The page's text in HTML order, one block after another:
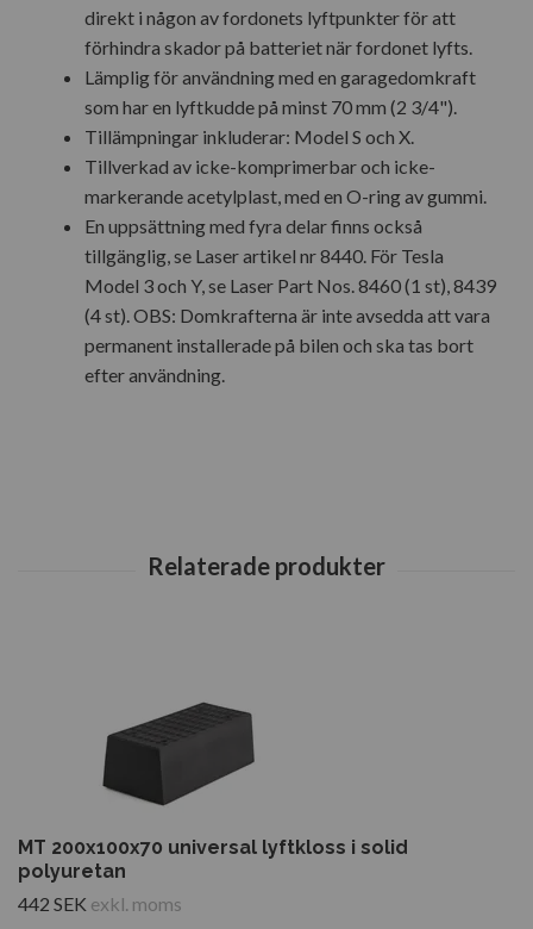
direkt i någon av fordonets lyftpunkter för att
förhindra skador på batteriet när fordonet lyfts.
Lämplig för användning med en garagedomkraft
som har en lyftkudde på minst 70 mm (2 3/4").
Tillämpningar inkluderar: Model S och X.
Tillverkad av icke-komprimerbar och icke-
markerande acetylplast, med en O-ring av gummi.
En uppsättning med fyra delar finns också
tillgänglig, se Laser artikel nr 8440. För Tesla
Model 3 och Y, se Laser Part Nos. 8460 (1 st), 8439
(4 st). OBS: Domkrafterna är inte avsedda att vara
permanent installerade på bilen och ska tas bort
efter användning.
MT 200x100x70 universal lyftkloss i solid
polyuretan
442 SEK exkl. moms